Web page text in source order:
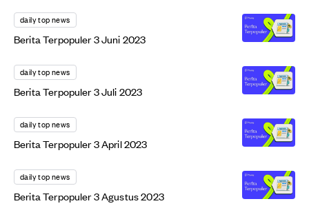
daily top news
Berita Terpopuler 3 Juni 2023
daily top news
Berita Terpopuler 3 Juli 2023
daily top news
Berita Terpopuler 3 April 2023
daily top news
Berita Terpopuler 3 Agustus 2023